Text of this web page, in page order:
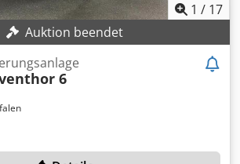
1 / 17
Auktion beendet
6